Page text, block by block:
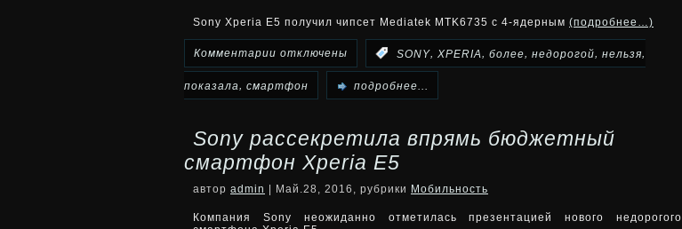
наблюдаются
проблемы
с
Sony Xperia E5 получил чипсет Mediatek MTK6735 с 4-ядерным (подробнее…)
Комментарии к
записи
показала
отключены SONY XPERIA более недорогой нельзя
показала, смартфон подробнее...
Sony рассекретила впрямь бюджетный
смартфон Xperia E5
автор admin | Май.28, 2016, рубрики Мобильность
Компания Sony неожиданно отметилась презентацией нового недорогого